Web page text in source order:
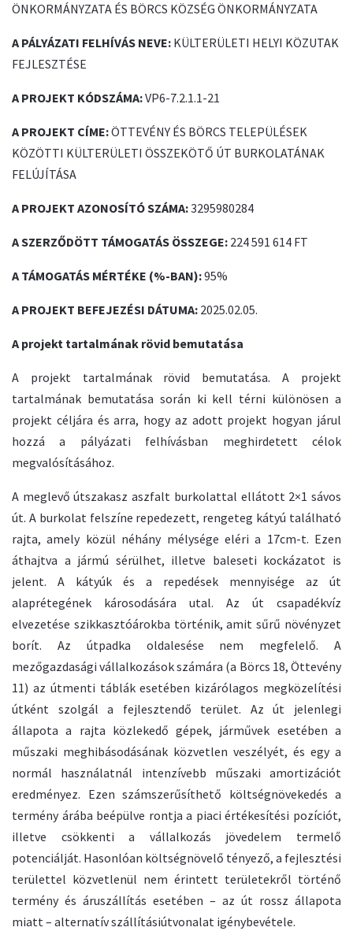
ÖNKORMÁNYZATA ÉS BÖRCS KÖZSÉG ÖNKORMÁNYZATA
A PÁLYÁZATI FELHÍVÁS NEVE: KÜLTERÜLETI HELYI KÖZUTAK
FEJLESZTÉSE
A PROJEKT KÓDSZÁMA:VP6-7.2.1.1-21
A PROJEKT CÍME:ÖTTEVÉNY ÉS BÖRCS TELEPÜLÉSEK
KÖZÖTTI KÜLTERÜLETI ÖSSZEKÖTŐ ÚT BURKOLATÁNAK
FELÚJÍTÁSA
A PROJEKT AZONOSÍTÓ SZÁMA:3295980284
A SZERZŐDÖTT TÁMOGATÁS ÖSSZEGE: 224 591 614 FT
A TÁMOGATÁS MÉRTÉKE (%-BAN):95%
A PROJEKT BEFEJEZÉSI DÁTUMA: 2025.02.05.
A projekt tartalmának rövid bemutatása
A projekt tartalmának rövid bemutatása. A projekt
tartalmának bemutatása során ki kell térni különösen a
projekt céljára és arra, hogy az adott projekt hogyan járul
hozzá a pályázati felhívásban meghirdetett célok
megvalósításához.
A meglevő útszakasz aszfalt burkolattal ellátott 2×1 sávos
út. A burkolat felszíne repedezett, rengeteg kátyú található
rajta, amely közül néhány mélysége eléri a 17cm-t. Ezen
áthajtva a jármú sérülhet, illetve baleseti kockázatot is
jelent. A kátyúk és a repedések mennyisége az út
alaprétegének károsodására utal. Az út csapadékvíz
elvezetése szikkasztóárokba történik, amit sűrű növényzet
borít. Az útpadka oldalesése nem megfelelő. A
mezőgazdasági vállalkozások számára (a Börcs 18, Öttevény
11) az útmenti táblák esetében kizárólagos megközelítési
útként szolgál a fejlesztendő terület. Az út jelenlegi
állapota a rajta közlekedő gépek, járművek esetében a
műszaki meghibásodásának közvetlen veszélyét, és egy a
normál használatnál intenzívebb műszaki amortizációt
eredményez. Ezen számszerűsíthető költségnövekedés a
termény árába beépülve rontja a piaci értékesítési pozíciót,
illetve csökkenti a vállalkozás jövedelem termelő
potenciálját. Hasonlóan költségnövelő tényező, a fejlesztési
területtel közvetlenül nem érintett területekről történő
termény és áruszállítás esetében – az út rossz állapota
miatt – alternatív szállításiútvonalat igénybevétele.